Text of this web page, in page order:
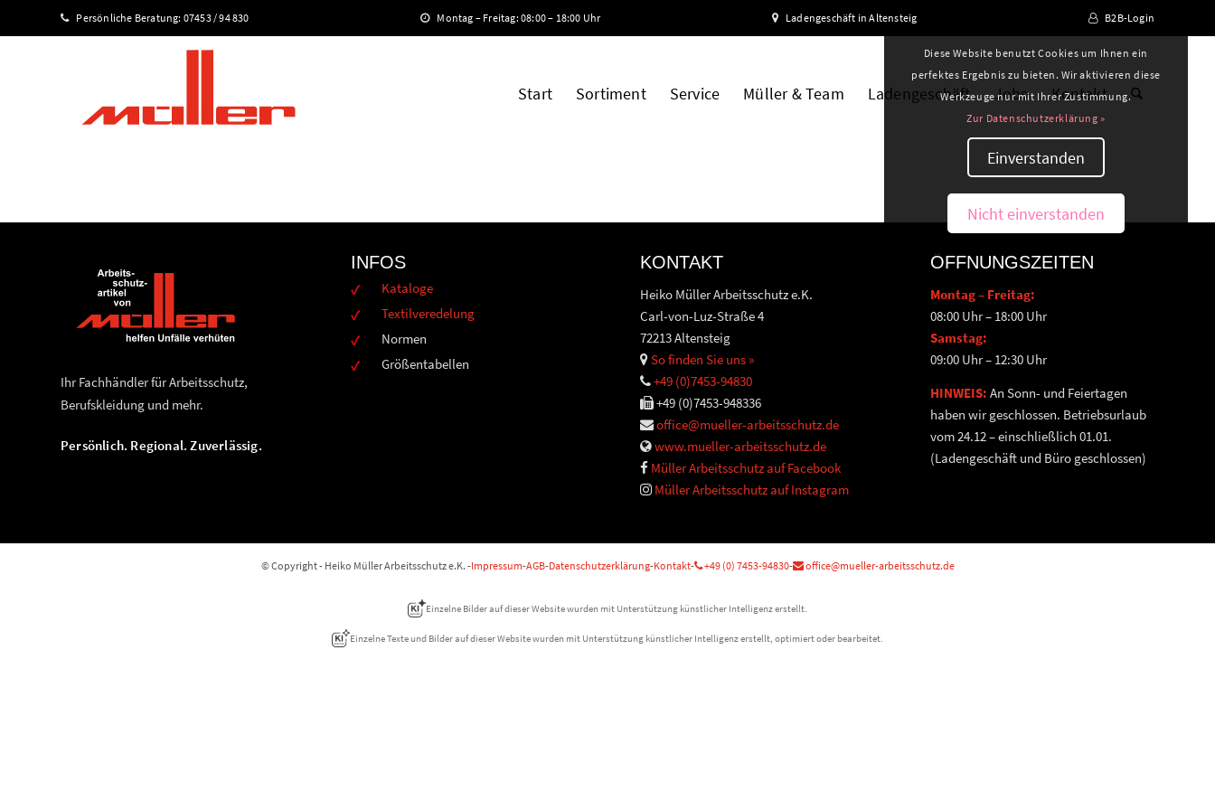
Persönliche Beratung: 07453 / 94 830 Montag – Freitag: 08:00 – 18:00 Uhr Ladengeschäft in Altensteig B2B-Login
Start Sortiment Service Müller & Team Ladengeschäft Jobs Kontakt
Ihr Fachhändler für Arbeitsschutz,
Berufskleidung und mehr.
Persönlich. Regional. Zuverlässig.
INFOS
Kataloge
Textilveredelung
Normen
Größentabellen
KONTAKT
Heiko Müller Arbeitsschutz e.K.
Carl-von-Luz-Straße 4
72213 Altensteig
So finden Sie uns »
+49 (0)7453-94830
+49 (0)7453-948336
office@mueller-arbeitsschutz.de
www.mueller-arbeitsschutz.de
Müller Arbeitsschutz auf Facebook
Müller Arbeitsschutz auf Instagram
ÖFFNUNGSZEITEN
Montag – Freitag:
08:00 Uhr – 18:00 Uhr
Samstag:
09:00 Uhr – 12:30 Uhr
HINWEIS: An Sonn- und Feiertagen
haben wir geschlossen. Betriebsurlaub
vom 24.12 – einschließlich 01.01.
(Ladengeschäft und Büro geschlossen)
© Copyright - Heiko Müller Arbeitsschutz e.K. -Impressum-AGB-Datenschutzerklärung-Kontakt- +49 (0) 7453-94830- office@mueller-arbeitsschutz.de
Einzelne Bilder auf dieser Website wurden mit Unterstützung künstlicher Intelligenz erstellt.
Einzelne Texte und Bilder auf dieser Website wurden mit Unterstützung künstlicher Intelligenz erstellt, optimiert oder bearbeitet.
Diese Website benutzt Cookies um Ihnen ein
perfektes Ergebnis zu bieten. Wir aktivieren diese
Werkzeuge nur mit Ihrer Zustimmung.
Zur Datenschutzerklärung »
Einverstanden
Nicht einverstanden